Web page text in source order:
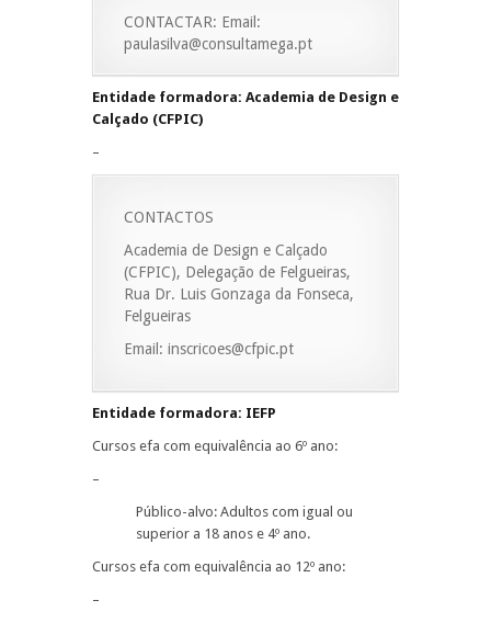
CONTACTAR: Email:
paulasilva@consultamega.pt
Entidade formadora: Academia de Design e
Calçado (CFPIC)
–
CONTACTOS
Academia de Design e Calçado
(CFPIC), Delegação de Felgueiras,
Rua Dr. Luis Gonzaga da Fonseca,
Felgueiras
Email: inscricoes@cfpic.pt
Entidade formadora: IEFP
Cursos efa com equivalência ao 6º ano:
–
Público-alvo: Adultos com igual ou
superior a 18 anos e 4º ano.
Cursos efa com equivalência ao 12º ano:
–